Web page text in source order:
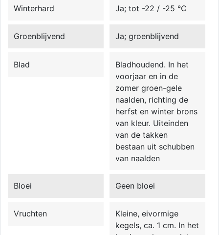
Winterhard Ja; tot -22 / -25 °C
Groenblijvend Ja; groenblijvend
Blad
Bladhoudend. In het
voorjaar en in de
zomer groen-gele
naalden, richting de
herfst en winter brons
van kleur. Uiteinden
van de takken
bestaan uit schubben
van naalden
Bloei Geen bloei
Vruchten
Kleine, eivormige
kegels, ca. 1 cm. In het